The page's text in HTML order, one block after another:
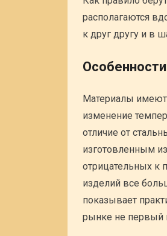
располагаются
к друг другу и в
Особенности
Материалы имеют
изменение
отличие от
изготовленным
отрицательных к
изделий все
показывает
рынке не первый